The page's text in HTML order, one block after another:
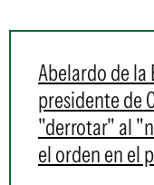
Abelardo de
presidente de
"derrotar" al
el orden en el